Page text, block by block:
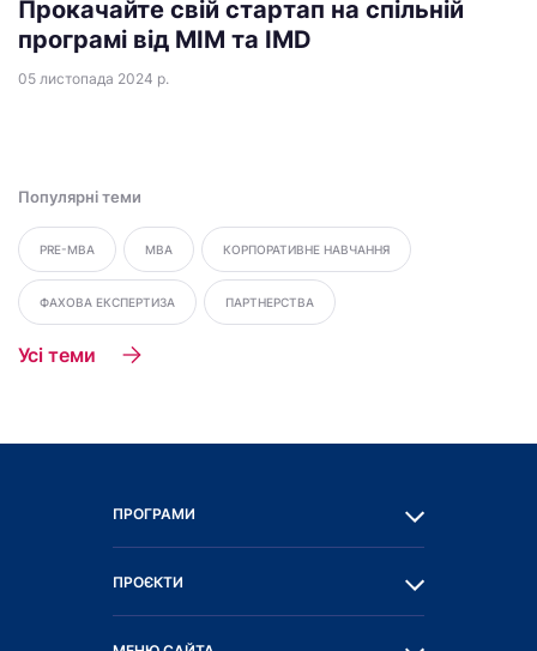
Прокачайте свій стартап на спільній
програмі від МІМ та IMD
05 листопада 2024 р.
Популярні теми
PRE-MBA MBA КОРПОРАТИВНЕ НАВЧАННЯ
ФАХОВА ЕКСПЕРТИЗА ПАРТНЕРСТВА
Усі теми
ПРОГРАМИ
ПРОЄКТИ